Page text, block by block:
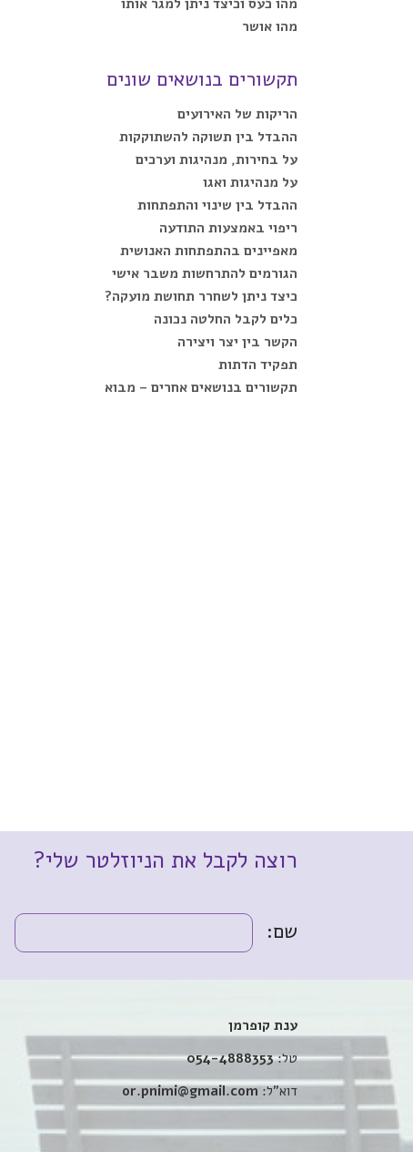
מהו כעס וכיצד ניתן למגר אותו
מהו אושר
תקשורים בנושאים שונים
הריקות של האירועים
ההבדל בין תשוקה להשתוקקות
על בחירות, מנהיגות וערכים
על מנהיגות ואגו
ההבדל בין שינוי והתפתחות
ריפוי באמצעות התודעה
מאפיינים בהתפתחות האנושית
הגורמים להתרחשות משבר אישי
כיצד ניתן לשחרר תחושת מועקה?
כלים לקבל החלטה נכונה
הקשר בין יצר ויצירה
תפקיד הדתות
תקשורים בנושאים אחרים – מבוא
רוצה לקבל את הניוזלטר שלי?
שם:
ענת קופרמן
טל:054-4888353
דוא”ל:or.pnimi@gmail.com